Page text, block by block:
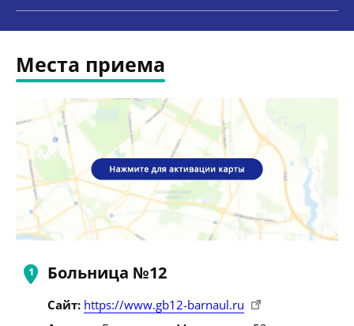
Места приема
Больница №12
Сайт: https://www.gb12-barnaul.ru